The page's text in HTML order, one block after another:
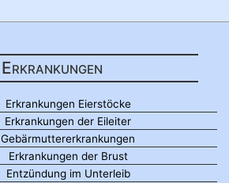
Erkrankungen
Erkrankungen Eierstöcke
Erkrankungen der Eileiter
Gebärmuttererkrankungen
Erkrankungen der Brust
Entzündung im Unterleib